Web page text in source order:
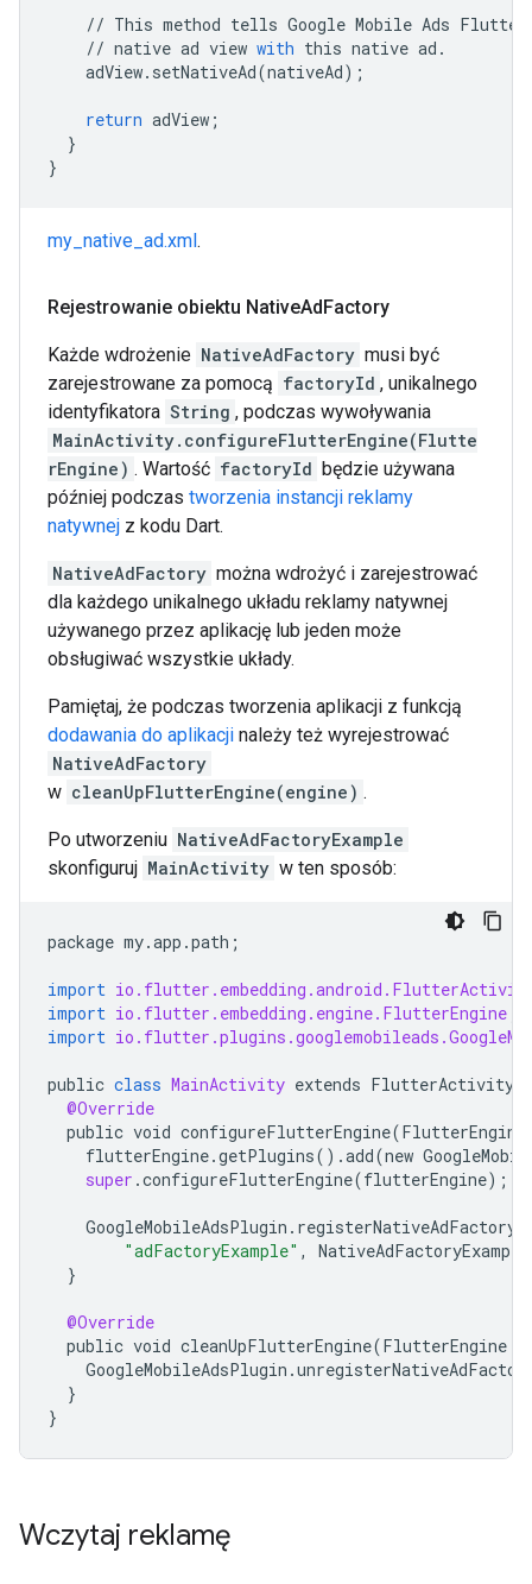
// This method tells Google Mobile Ads Flutter
// native ad view with this native ad .
adView. setNativeAd(nativeAd);
return adView ;
}
}
my_native_ad.xml.
Rejestrowanie obiektu NativeAdFactory
Każde wdrożenie NativeAdFactory musi być
zarejestrowane za pomocą factoryId , unikalnego
identyfikatora String , podczas wywoływania
MainActivity.configureFlutterEngine(Flutte
rEngine) . Wartość factoryId będzie używana
później podczas tworzenia instancji reklamy
natywnej z kodu Dart.
NativeAdFactory można wdrożyć i zarejestrować
dla każdego unikalnego układu reklamy natywnej
używanego przez aplikację lub jeden może
obsługiwać wszystkie układy.
Pamiętaj, że podczas tworzenia aplikacji z funkcją
dodawania do aplikacji należy też wyrejestrować
NativeAdFactory
w cleanUpFlutterEngine(engine) .
Po utworzeniu NativeAdFactoryExample
skonfiguruj MainActivity w ten sposób:
package my.app .path ;
import
import io.flutter.embedding.engine.FlutterEngine
import
public class MainActivity extends FlutterActivity
@Override
public void configureFlutterEngine(FlutterEngine
flutterEngine.getPlugins() .add(new
super .configureFlutterEngine(flutterEngine);
GoogleMobileAdsPlugin . registerNativeAdFactory
"adFactoryExample" , NativeAdFactoryExample
}
@Override
public void cleanUpFlutterEngine(FlutterEngine
GoogleMobileAdsPlugin .
}
}
Wczytaj reklamę